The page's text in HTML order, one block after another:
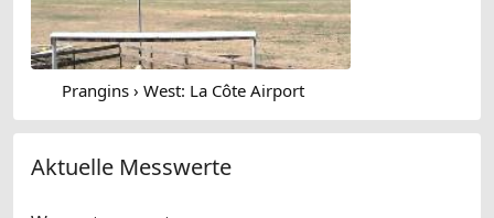
Prangins › West: La Côte Airport
Aktuelle Messwerte